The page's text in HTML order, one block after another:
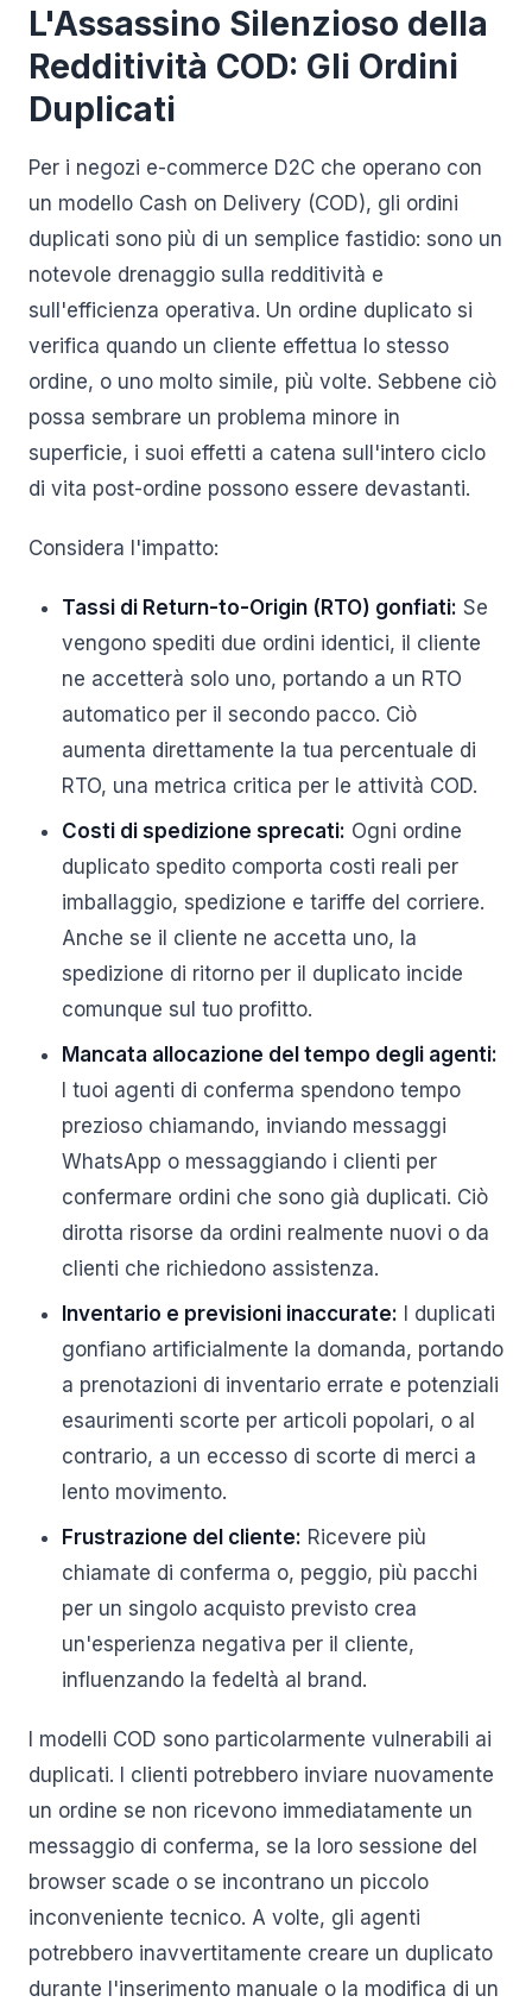
L'Assassino Silenzioso della
Redditività COD: Gli Ordini
Duplicati
Per i negozi e-commerce D2C che operano con
un modello Cash on Delivery (COD), gli ordini
duplicati sono più di un semplice fastidio: sono un
notevole drenaggio sulla redditività e
sull'efficienza operativa. Un ordine duplicato si
verifica quando un cliente effettua lo stesso
ordine, o uno molto simile, più volte. Sebbene ciò
possa sembrare un problema minore in
superficie, i suoi effetti a catena sull'intero ciclo
di vita post-ordine possono essere devastanti.
Considera l'impatto:
Tassi di Return-to-Origin (RTO) gonfiati: Se
vengono spediti due ordini identici, il cliente
ne accetterà solo uno, portando a un RTO
automatico per il secondo pacco. Ciò
aumenta direttamente la tua percentuale di
RTO, una metrica critica per le attività COD.
Costi di spedizione sprecati: Ogni ordine
duplicato spedito comporta costi reali per
imballaggio, spedizione e tariffe del corriere.
Anche se il cliente ne accetta uno, la
spedizione di ritorno per il duplicato incide
comunque sul tuo profitto.
Mancata allocazione del tempo degli agenti:
I tuoi agenti di conferma spendono tempo
prezioso chiamando, inviando messaggi
WhatsApp o messaggiando i clienti per
confermare ordini che sono già duplicati. Ciò
dirotta risorse da ordini realmente nuovi o da
clienti che richiedono assistenza.
Inventario e previsioni inaccurate: I duplicati
gonfiano artificialmente la domanda, portando
a prenotazioni di inventario errate e potenziali
esaurimenti scorte per articoli popolari, o al
contrario, a un eccesso di scorte di merci a
lento movimento.
Frustrazione del cliente: Ricevere più
chiamate di conferma o, peggio, più pacchi
per un singolo acquisto previsto crea
un'esperienza negativa per il cliente,
influenzando la fedeltà al brand.
I modelli COD sono particolarmente vulnerabili ai
duplicati. I clienti potrebbero inviare nuovamente
un ordine se non ricevono immediatamente un
messaggio di conferma, se la loro sessione del
browser scade o se incontrano un piccolo
inconveniente tecnico. A volte, gli agenti
potrebbero inavvertitamente creare un duplicato
durante l'inserimento manuale o la modifica di un